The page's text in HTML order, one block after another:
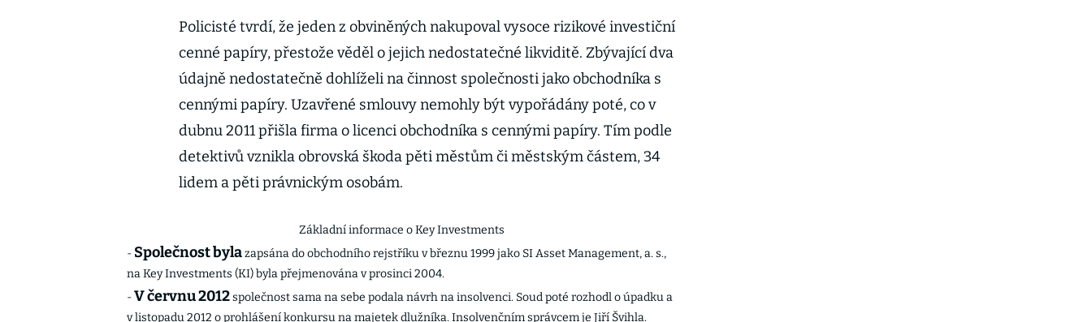
Policisté tvrdí, že jeden z obviněných nakupoval vysoce rizikové investiční
cenné papíry, přestože věděl o jejich nedostatečné likviditě. Zbývající dva
údajně nedostatečně dohlíželi na činnost společnosti jako obchodníka s
cennými papíry. Uzavřené smlouvy nemohly být vypořádány poté, co v
dubnu 2011 přišla firma o licenci obchodníka s cennými papíry. Tím podle
detektivů vznikla obrovská škoda pěti městům či městským částem, 34
lidem a pěti právnickým osobám.
Základní informace o Key Investments
- Společnost bylazapsána do obchodního rejstříku v březnu 1999 jako SI Asset Management, a. s.,
na Key Investments (KI) byla přejmenována v prosinci 2004.
-V červnu 2012společnost sama na sebe podala návrh na insolvenci. Soud poté rozhodl o úpadku a
v listopadu 2012 o prohlášení konkursu na majetek dlužníka. Insolvenčním správcem je Jiří Švihla.